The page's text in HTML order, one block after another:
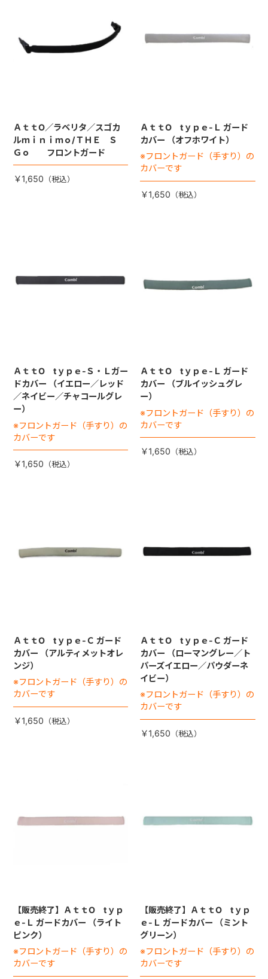
ＡｔｔO／ラベリタ／スゴカ
ルｍｉｎｉｍｏ/ＴＨＥ Ｓ
Ｇｏ フロントガード
￥1,650
ＡｔｔO tｙｐｅ-Ｌ ガード
カバー （オフホワイト）
※フロントガード（手すり）の
カバーです
￥1,650
ＡｔｔO tｙｐｅ-Ｓ・Ｌガー
ドカバー （イエロー／レッド
／ネイビー／チャコールグレ
ー）
※フロントガード（手すり）の
カバーです
￥1,650
ＡｔｔO tｙｐｅ-Ｌ ガード
カバー （ブルイッシュグレ
ー）
※フロントガード（手すり）の
カバーです
￥1,650
ＡｔｔO tｙｐｅ-Ｃ ガード
カバー （アルティメットオレ
ンジ）
※フロントガード（手すり）の
カバーです
￥1,650
ＡｔｔO tｙｐｅ-Ｃ ガード
カバー （ローマングレー／ト
パーズイエロー／パウダーネ
イビー）
※フロントガード（手すり）の
カバーです
￥1,650
【販売終了】ＡｔｔO tｙｐ
ｅ-Ｌ ガードカバー （ライト
ピンク）
※フロントガード（手すり）の
カバーです
【販売終了】ＡｔｔO tｙｐ
ｅ-Ｌ ガードカバー （ミント
グリーン）
※フロントガード（手すり）の
カバーです